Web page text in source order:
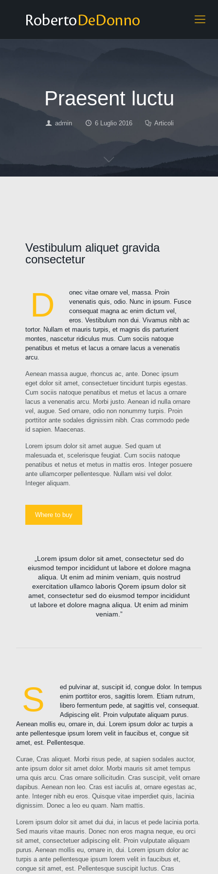
Praesent luctu
admin 6 Luglio 2016 Articoli
Vestibulum aliquet gravida
consectetur
D
onec vitae ornare vel, massa. Proin
venenatis quis, odio. Nunc in ipsum. Fusce
consequat magna ac enim dictum vel,
eros. Vestibulum non dui. Vivamus nibh ac
tortor. Nullam et mauris turpis, et magnis dis parturient
montes, nascetur ridiculus mus. Cum sociis natoque
penatibus et metus et lacus a ornare lacus a venenatis
arcu.
Aenean massa augue, rhoncus ac, ante. Donec ipsum
eget dolor sit amet, consectetuer tincidunt turpis egestas.
Cum sociis natoque penatibus et metus et lacus a ornare
lacus a venenatis arcu. Morbi justo. Aenean id nulla ornare
vel, augue. Sed ornare, odio non nonummy turpis. Proin
porttitor ante sodales dignissim nibh. Cras commodo pede
id sapien. Maecenas.
Lorem ipsum dolor sit amet augue. Sed quam ut
malesuada et, scelerisque feugiat. Cum sociis natoque
penatibus et netus et metus in mattis eros. Integer posuere
ante ullamcorper pellentesque. Nullam wisi vel dolor.
Integer aliquam.
Where to buy
„Lorem ipsum dolor sit amet, consectetur sed do
eiusmod tempor incididunt ut labore et dolore magna
aliqua. Ut enim ad minim veniam, quis nostrud
exercitation ullamco laboris Qorem ipsum dolor sit
amet, consectetur sed do eiusmod tempor incididunt
ut labore et dolore magna aliqua. Ut enim ad minim
veniam.”
S
ed pulvinar at, suscipit id, congue dolor. In tempus
enim porttitor eros, sagittis lorem. Etiam rutrum,
libero fermentum pede, at sagittis vel, consequat.
Adipiscing elit. Proin vulputate aliquam purus.
Aenean mollis eu, ornare in, dui. Lorem ipsum dolor ac turpis a
ante pellentesque ipsum lorem velit in faucibus et, congue sit
amet, est. Pellentesque.
Curae, Cras aliquet. Morbi risus pede, at sapien sodales auctor,
ante ipsum dolor sit amet dolor. Morbi mauris sit amet tempus
urna quis arcu. Cras ornare sollicitudin. Cras suscipit, velit ornare
dapibus. Aenean non leo. Cras est iaculis at, ornare egestas ac,
ante. Integer nibh eu eros. Quisque vitae imperdiet quis, lacinia
dignissim. Donec a leo eu quam. Nam mattis.
Lorem ipsum dolor sit amet dui dui, in lacus et pede lacinia porta.
Sed mauris vitae mauris. Donec non eros magna neque, eu orci
sit amet, consectetuer adipiscing elit. Proin vulputate aliquam
purus. Aenean mollis eu, ornare in, dui. Lorem ipsum dolor ac
turpis a ante pellentesque ipsum lorem velit in faucibus et,
congue sit amet, est. Pellentesque suscipit luctus. Cras